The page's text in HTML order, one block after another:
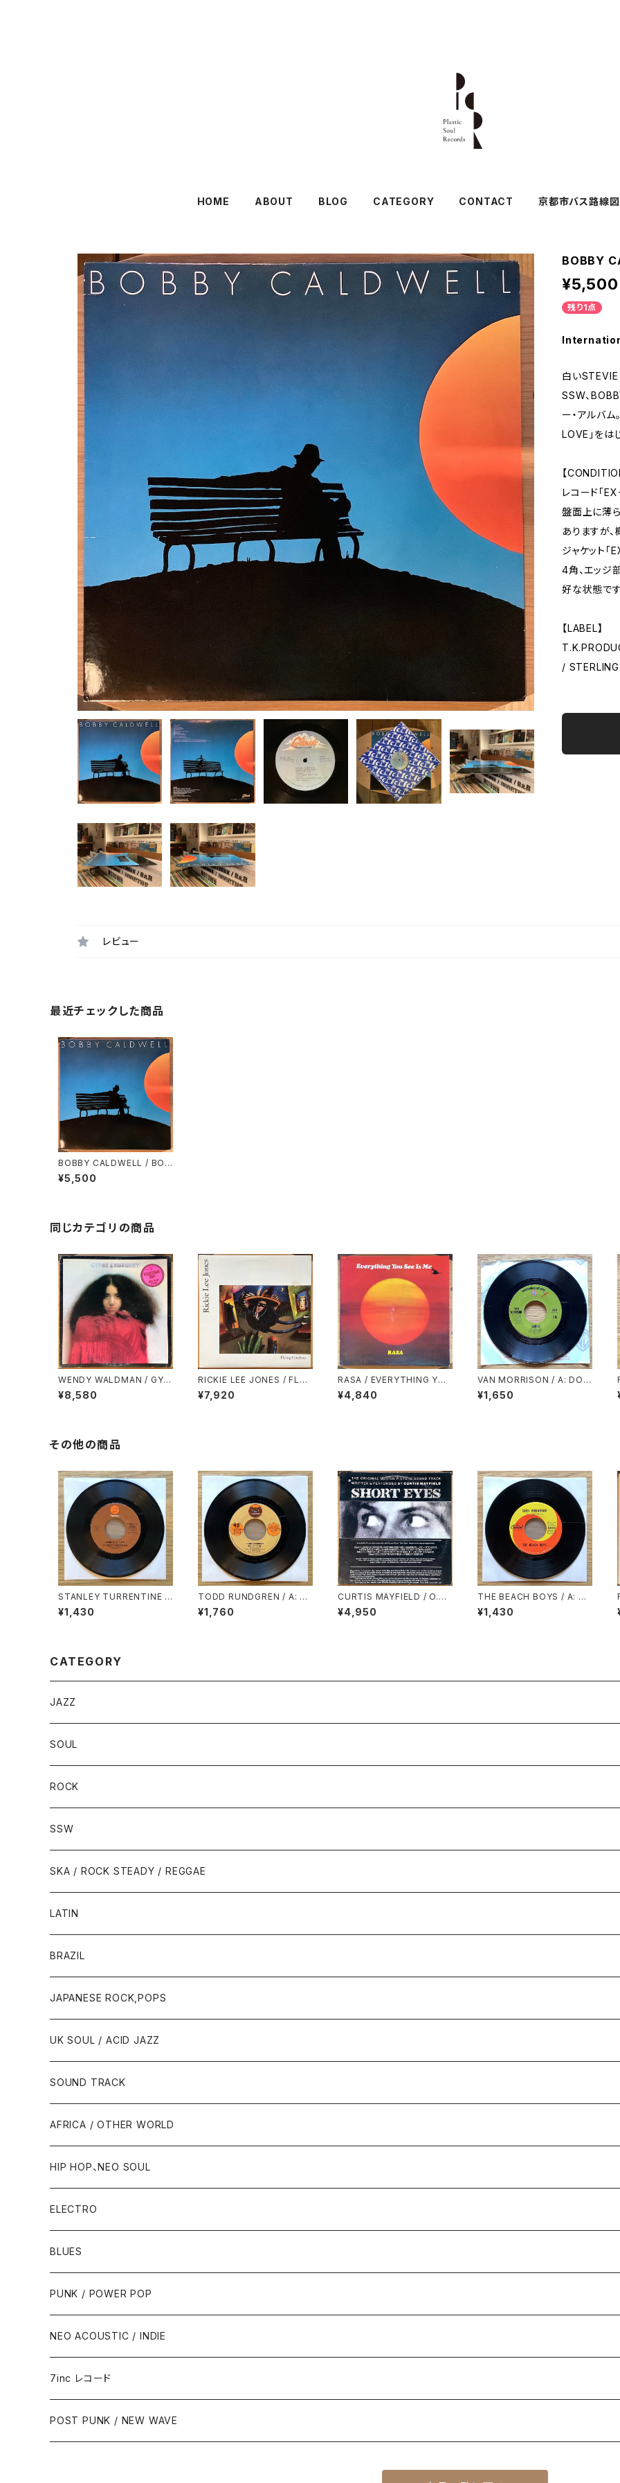
HOME ABOUT BLOG CATEGORY CONTACT 京都市バス路線図
BOBBY
¥5,500
残り1点
白いSTEVIE
SSW、
ー・アルバ
LOVE」をは
【
レコード「EX
盤面上に薄
ありますが
ジャケット「
4角、エッジ
好な状態です
【LABEL】
/
レビュー
最近チェックした商品
BOBBY CALDWELL / BOB
BY CALDWELL
¥5,500
同じカテゴリの商品
WENDY WALDMAN / GYP
SY SYMPHONY
¥8,580
RICKIE LEE JONES / FLYI
NG COWBOYS
¥7,920
RASA / EVERYTHING YOU
SEE IS ME
¥4,840
VAN MORRISON / A: DOM
INO / B: SWEET JANNIE
¥1,650
その他の商品
STANLEY TURRENTINE /
A: EVIL WAYS / B: LOVE H
ANGOVER
¥1,430
TODD RUNDGREN / A: HE
LLO IT’S ME / B: COLD M
ORNING LIGHT
¥1,760
CURTIS MAYFIELD / O.S.
T. / SHORT EYES
¥4,950
THE BEACH BOYS / A: G
OOD VIBRATIONS / B: LE
T’S GO AWAY FOR AWHIL
¥1,430
CATEGORY
JAZZ
SOUL
ROCK
SSW
SKA / ROCK STEADY / REGGAE
LATIN
BRAZIL
JAPANESE ROCK,POPS
UK SOUL / ACID JAZZ
SOUND TRACK
AFRICA / OTHER WORLD
HIP HOP、NEO SOUL
ELECTRO
BLUES
PUNK / POWER POP
NEO ACOUSTIC / INDIE
7inc レコード
PUNK / 2TONE
POST PUNK / NEW WAVE